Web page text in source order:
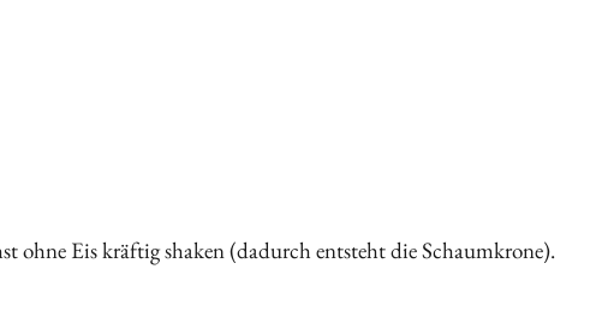
ohne Eis kräftig shaken (dadurch entsteht die Schaumkrone).